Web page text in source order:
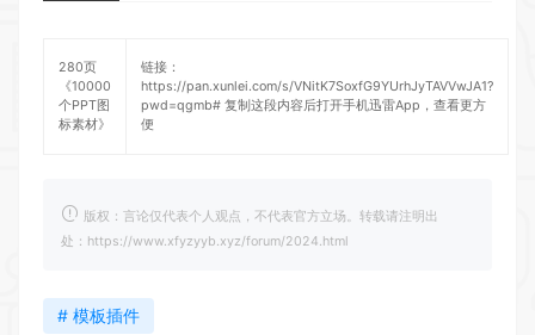
280页
《10000
个PPT图
标素材》
链接：
https://pan.xunlei.com/s/VNitK7SoxfG9YUrhJyTAVVwJA1?
pwd=qgmb# 复制这段内容后打开手机迅雷App，查看更方
便
版权：言论仅代表个人观点，不代表官方立场。转载请注明出
处：https://www.xfyzyyb.xyz/forum/2024.html
# 模板插件